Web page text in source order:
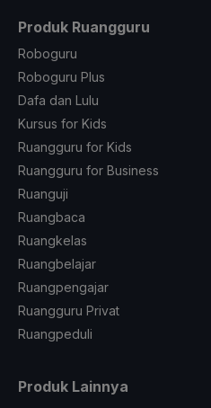
Produk Ruangguru
Roboguru
Roboguru Plus
Dafa dan Lulu
Kursus for Kids
Ruangguru for Kids
Ruangguru for Business
Ruanguji
Ruangbaca
Ruangkelas
Ruangbelajar
Ruangpengajar
Ruangguru Privat
Ruangpeduli
Produk Lainnya